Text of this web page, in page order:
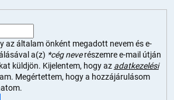
az általam önként megadott nevem és e-
a(z) *cég neverészemre e-mail útján
küldjön. Kijelentem, hogy az adatkezelési
Megértettem, hogy a hozzájárulásom